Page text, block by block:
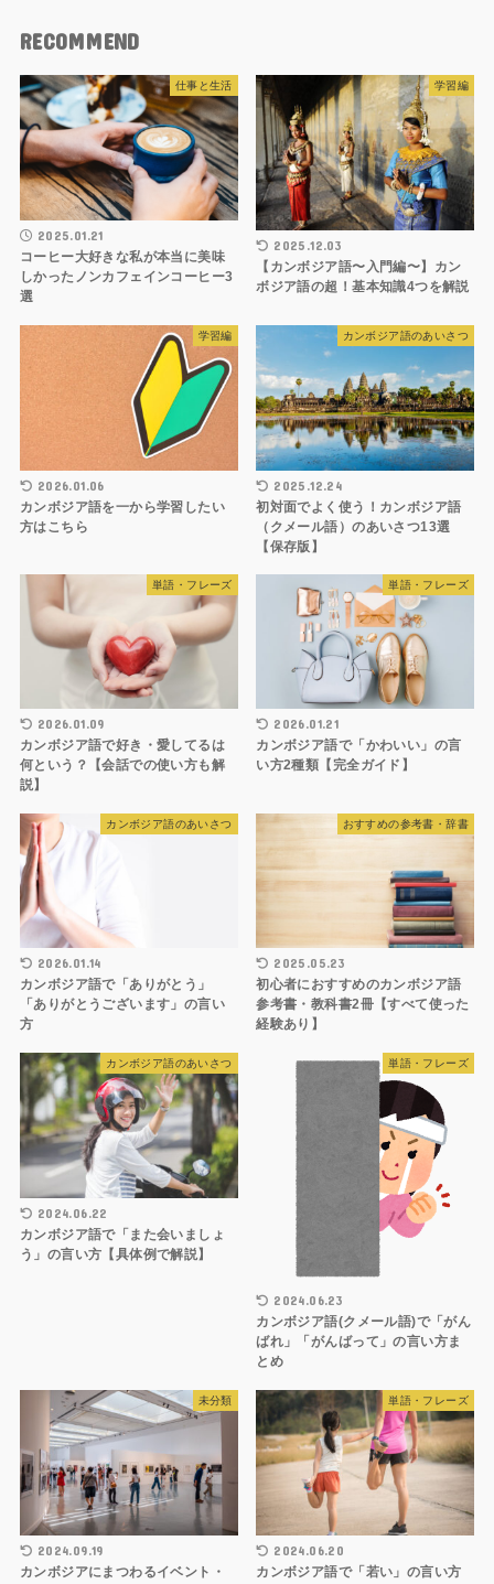
RECOMMEND
仕事と生活
2025.01.21
コーヒー大好きな私が本当に美味
しかったノンカフェインコーヒー3
選
学習編
2025.12.03
【カンボジア語〜入門編〜】カン
ボジア語の超！基本知識4つを解説
学習編
2026.01.06
カンボジア語を一から学習したい
方はこちら
カンボジア語のあいさつ
2025.12.24
初対面でよく使う！カンボジア語
（クメール語）のあいさつ13選
【保存版】
単語・フレーズ
2026.01.09
カンボジア語で好き・愛してるは
何という？【会話での使い方も解
説】
単語・フレーズ
2026.01.21
カンボジア語で「かわいい」の言
い方2種類【完全ガイド】
カンボジア語のあいさつ
2026.01.14
カンボジア語で「ありがとう」
「ありがとうございます」の言い
方
おすすめの参考書・辞書
2025.05.23
初心者におすすめのカンボジア語
参考書・教科書2冊【すべて使った
経験あり】
カンボジア語のあいさつ
2024.06.22
カンボジア語で「また会いましょ
う」の言い方【具体例で解説】
単語・フレーズ
2024.06.23
カンボジア語(クメール語)で「がん
ばれ」「がんばって」の言い方ま
とめ
未分類
2024.09.19
カンボジアにまつわるイベント・
単語・フレーズ
2024.06.20
カンボジア語で「若い」の言い方